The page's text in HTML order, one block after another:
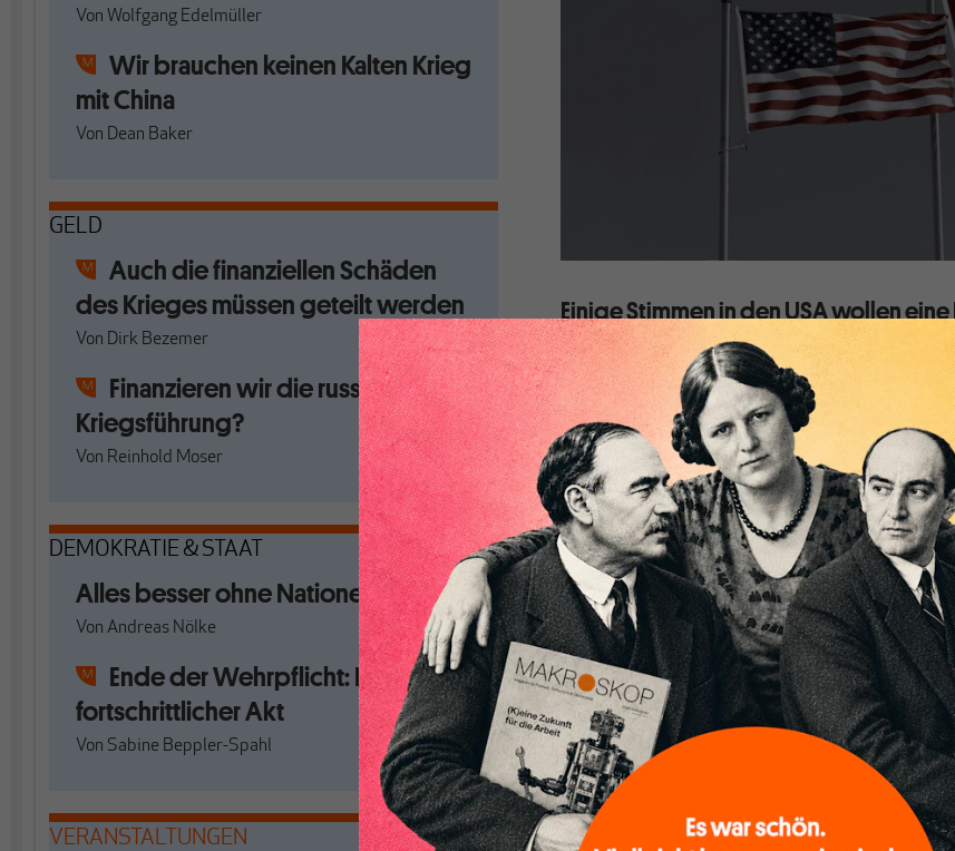
Von Wolfgang Edelmüller
Wir brauchen keinen Kalten Krieg
mit China
Von Dean Baker
GELD
Auch die finanziellen Schäden
des Krieges müssen geteilt werden
Von Dirk Bezemer
Finanzieren wir die russische
Kriegsführung?
Von Reinhold Moser
DEMOKRATIE & STAAT
Alles besser ohne Nationen?
Von Andreas Nölke
Ende der Wehrpflicht: Kein
fortschrittlicher Akt
Von Sabine Beppler-Spahl
VERANSTALTUNGEN
Einige Stimmen in den USA wollen
dem Wettrüsten mit der Sowjetunion
das würde weder für die Vereinigten
ausgehen.
Die Forderung von US-Präsident Joe Biden an
Einmarsch in der Ukraine zu unterstützen, hat
Forderungen suggerieren, dass die Vereinigten
auf eine Weise wirtschaftlich zu bestrafen, die
uns. Für den Moment mag das stimmen, aber
der Fall sein wird, und es könnte sein, dass es
erweist.
China gilt gemeinhin als die zweitgrößte
Vereinigten Staaten. Legt man jedoch die
chinesische BIP bereits im Jahr 2016 das US-
IWF geht davon aus, dass es bis zum Jahr
Projektionszeitraums, um mehr als ein Drittel
[...]